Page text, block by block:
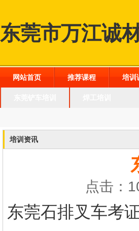
东莞市万江诚
网站首页 推荐课程 培训
培训资讯
点击：
东莞石排叉车考